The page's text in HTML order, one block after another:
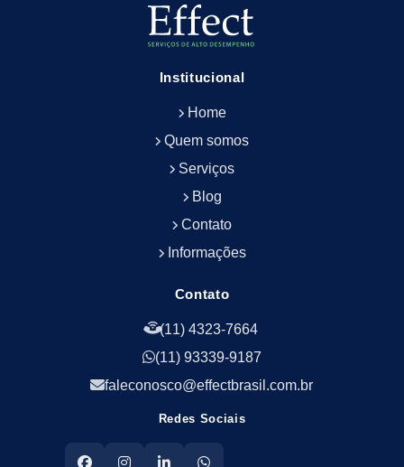
Empresa de Limpeza de Fachadas
Empresa de Limpeza e Conservação Predial
Empresa de Portaria e Controlador de Acesso
Empresa de Portaria e Limpeza
Empresa de Serviços Terceirizados
Empresa de Terceirização de Portaria
Empresa de Terceirização de Serviços de
Empresa de Terceirização de Serviços de
Empresa de Zeladoria e Portaria
Empresas Terceirizadas Recepção
Empresas de Jardinagem para Condomínios
Jardinagem para Empresa
Institucional
Home
Quem somos
Serviços
Blog
Contato
Informações
Contato
(11) 4323-7664
(11) 93339-9187
faleconosco@effectbrasil.com.br
Redes Sociais